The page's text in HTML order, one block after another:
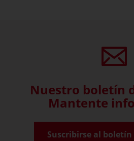
Nuestro boletín
Mantente
Suscribirse al